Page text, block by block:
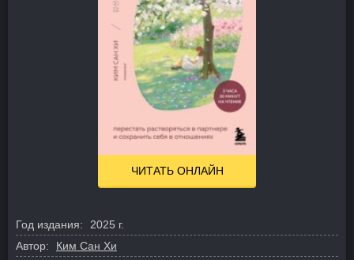
ЧИТАТЬ ОНЛАЙН
Год издания:
2025 г.
Автор:
Ким Сан Хи